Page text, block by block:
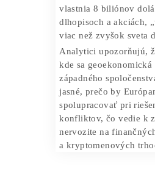
splatné, kým sa
kompletnom a
Grónska,“ povedal
Európski úradníci
balík, ktorý môže
americké produkty
miliárd eur
alebo
amerických firiem
Trump uskutoční
spojeneckým